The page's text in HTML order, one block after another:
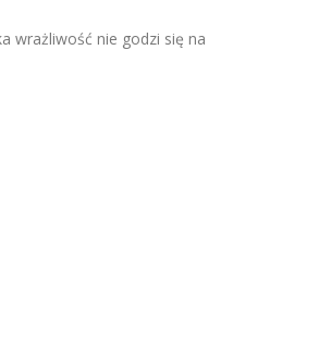
wrażliwość nie godzi się na